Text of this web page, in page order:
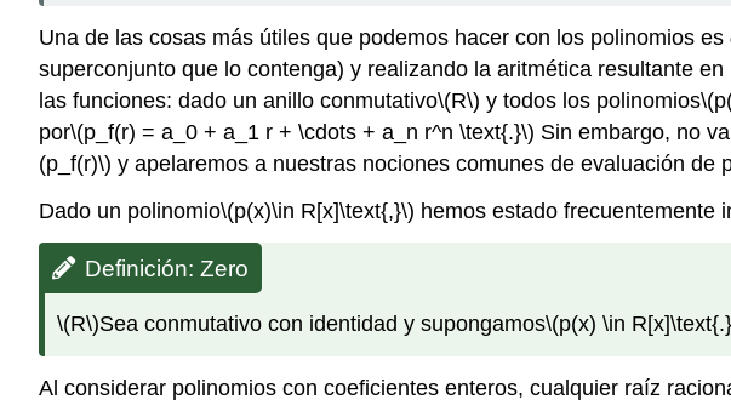
Una de las cosas más útiles que podemos hacer con los polinomios es
superconjunto que lo contenga) y realizando la aritmética resultante
las funciones: dado un anillo conmutativo\(R\) y todos los polinomios
por\(p_f(r) = a_0 + a_1 r + \cdots + a_n r^n \text{.}\) Sin embargo, no
(p_f(r)\) y apelaremos a nuestras nociones comunes de evaluación de
Dado un polinomio\(p(x)\in R[x]\text{,}\) hemos estado frecuentemente
Definición: Zero
\(R\)Sea conmutativo con identidad y supongamos\(p(x) \in
Al considerar polinomios con coeficientes enteros, cualquier raíz